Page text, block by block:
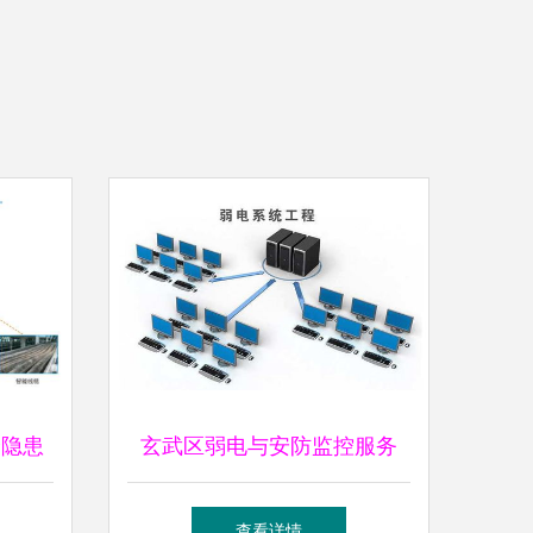
患 玄武区弱电与安防监控服务
用户口碑满意的优质选择